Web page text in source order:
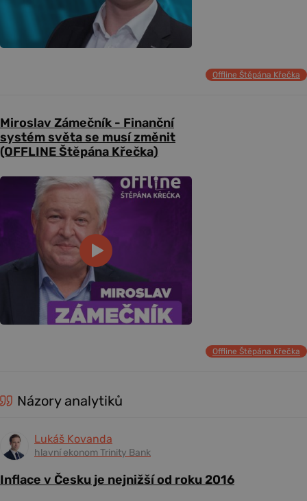
Offline Štěpána Křečka
Miroslav Zámečník - Finanční
systém světa se musí změnit
(OFFLINE Štěpána Křečka)
Offline Štěpána Křečka
Názory analytiků
Lukáš Kovanda
hlavní ekonom Trinity Bank
Inflace v Česku je nejnižší od roku 2016